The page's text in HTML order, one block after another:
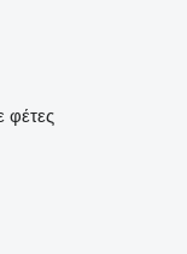
φέτες